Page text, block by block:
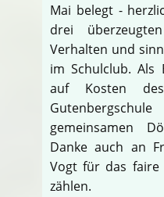
Mai belegt -
drei
Verhalten und
im Schulclub. Als
auf Kosten
gemeinsamen
Danke auch an
Vogt für das faire
zählen.